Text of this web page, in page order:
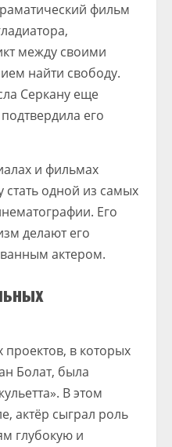
фильм
между своими
найти свободу.
Серкану еще
его
и фильмах
стать одной из самых
Его
делают его
актером.
в которых
Болат, была
В этом
актёр сыграл роль
глубокую и